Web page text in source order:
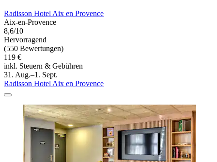
Radisson Hotel Aix en Provence
Aix-en-Provence
8,6/10
Hervorragend
(550 Bewertungen)
119 €
inkl. Steuern & Gebühren
31. Aug.–1. Sept.
Radisson Hotel Aix en Provence